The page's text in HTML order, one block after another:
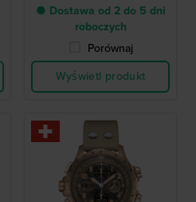
● Dostawa od 2 do 5 dni
roboczych
Porównaj
Wyświetl produkt